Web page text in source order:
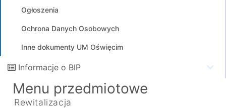
Ogłoszenia
Ochrona Danych Osobowych
Inne dokumenty UM Oświęcim
Informacje o BIP
Menu przedmiotowe
Rewitalizacja